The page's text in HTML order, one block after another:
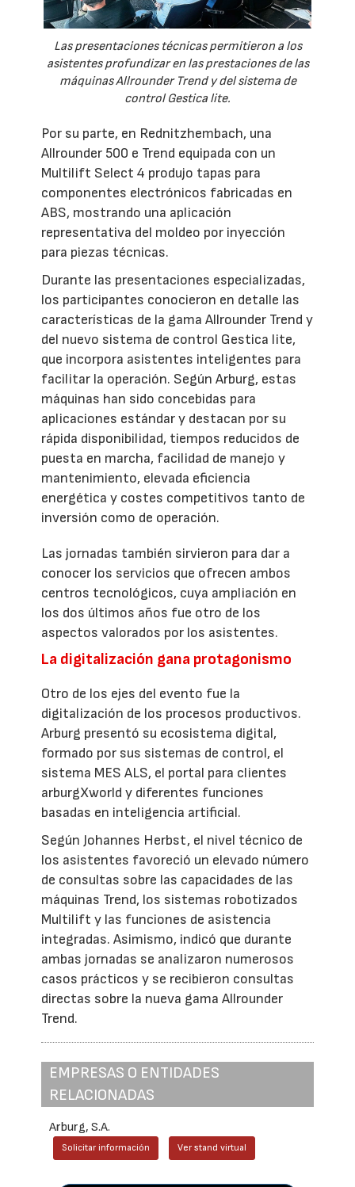
Las presentaciones técnicas permitieron a los
asistentes profundizar en las prestaciones de las
máquinas Allrounder Trend y del sistema de
control Gestica lite.
Por su parte, en Rednitzhembach, una
Allrounder 500 e Trend equipada con un
Multilift Select 4 produjo tapas para
componentes electrónicos fabricadas en
ABS, mostrando una aplicación
representativa del moldeo por inyección
para piezas técnicas.
Durante las presentaciones especializadas,
los participantes conocieron en detalle las
características de la gama Allrounder Trend y
del nuevo sistema de control Gestica lite,
que incorpora asistentes inteligentes para
facilitar la operación. Según Arburg, estas
máquinas han sido concebidas para
aplicaciones estándar y destacan por su
rápida disponibilidad, tiempos reducidos de
puesta en marcha, facilidad de manejo y
mantenimiento, elevada eficiencia
energética y costes competitivos tanto de
inversión como de operación.
Las jornadas también sirvieron para dar a
conocer los servicios que ofrecen ambos
centros tecnológicos, cuya ampliación en
los dos últimos años fue otro de los
aspectos valorados por los asistentes.
La digitalización gana protagonismo
Otro de los ejes del evento fue la
digitalización de los procesos productivos.
Arburg presentó su ecosistema digital,
formado por sus sistemas de control, el
sistema MES ALS, el portal para clientes
arburgXworld y diferentes funciones
basadas en inteligencia artificial.
Según Johannes Herbst, el nivel técnico de
los asistentes favoreció un elevado número
de consultas sobre las capacidades de las
máquinas Trend, los sistemas robotizados
Multilift y las funciones de asistencia
integradas. Asimismo, indicó que durante
ambas jornadas se analizaron numerosos
casos prácticos y se recibieron consultas
directas sobre la nueva gama Allrounder
Trend.
EMPRESAS O ENTIDADES
RELACIONADAS
Arburg, S.A.
Solicitar información Ver stand virtual